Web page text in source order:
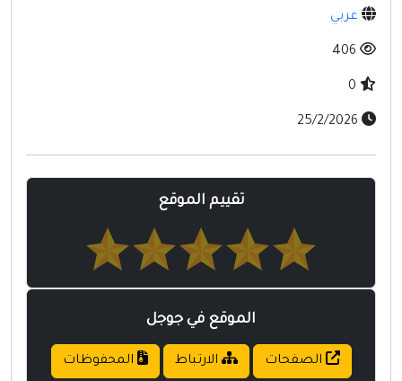
عربي
تقييم الموقع
الموقع في جوجل
الصفحات الارتباط المحفوظات